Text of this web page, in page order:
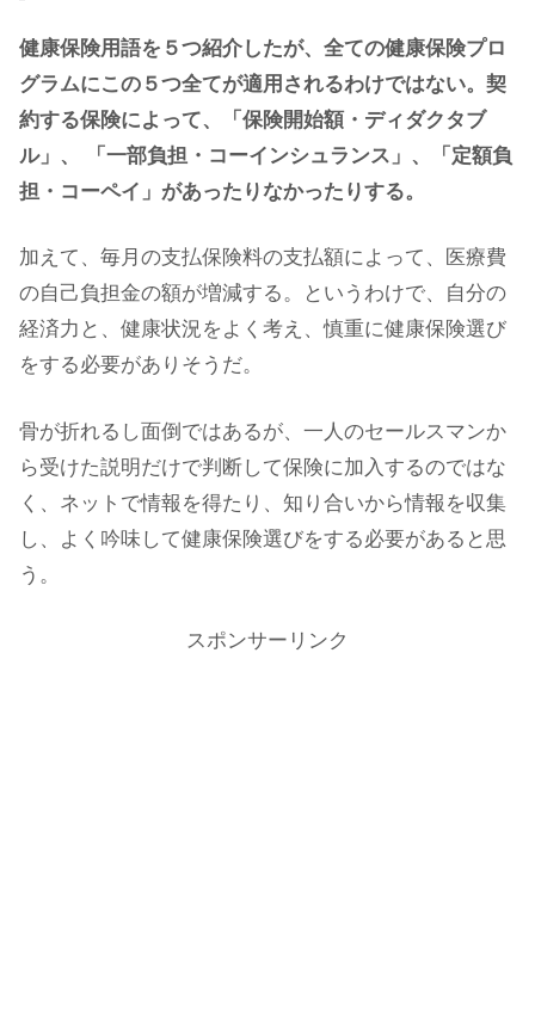
健康保険用語を５つ紹介したが、全ての健康保険プロ
グラムにこの５つ全てが適用されるわけではない。契
約する保険によって、「保険開始額・ディダクタブ
ル」、 「一部負担・コーインシュランス」、「定額負
担・コーペイ」があったりなかったりする。
加えて、毎月の支払保険料の支払額によって、医療費
の自己負担金の額が増減する。というわけで、自分の
経済力と、健康状況をよく考え、慎重に健康保険選び
をする必要がありそうだ。
骨が折れるし面倒ではあるが、一人のセールスマンか
ら受けた説明だけで判断して保険に加入するのではな
く、ネットで情報を得たり、知り合いから情報を収集
し、よく吟味して健康保険選びをする必要があると思
う。
スポンサーリンク